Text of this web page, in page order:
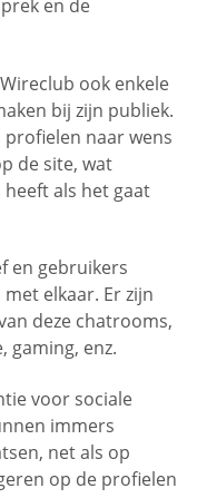
en de
ook enkele
bij zijn publiek.
naar wens
de site, wat
als het gaat
en gebruikers
elkaar. Er zijn
deze chatrooms,
gaming, enz.
voor sociale
immers
net als op
op de profielen